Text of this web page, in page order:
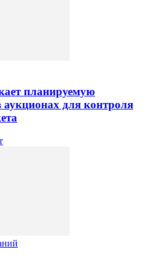
планируемую
аукционах для контроля